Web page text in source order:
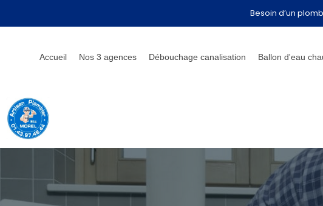
Besoin d’un
Accueil Nos 3 agences Débouchage canalisation Ballon d'eau